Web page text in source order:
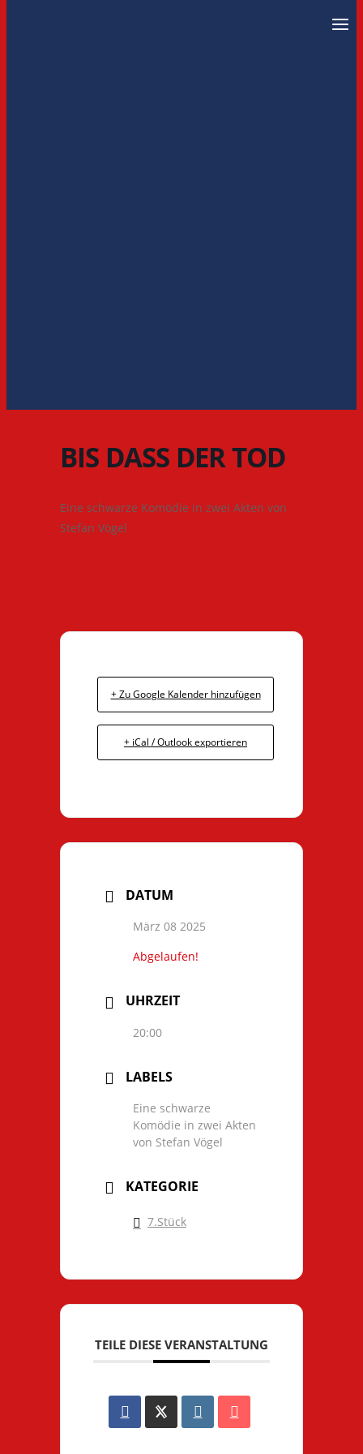
BIS DASS DER TOD
Eine schwarze Komödie in zwei Akten von
Stefan Vögel
+ Zu Google Kalender hinzufügen
+ iCal / Outlook exportieren
DATUM
März 08 2025
Abgelaufen!
UHRZEIT
20:00
LABELS
Eine schwarze
Komödie in zwei Akten
von Stefan Vögel
KATEGORIE
7.Stück
TEILE DIESE VERANSTALTUNG